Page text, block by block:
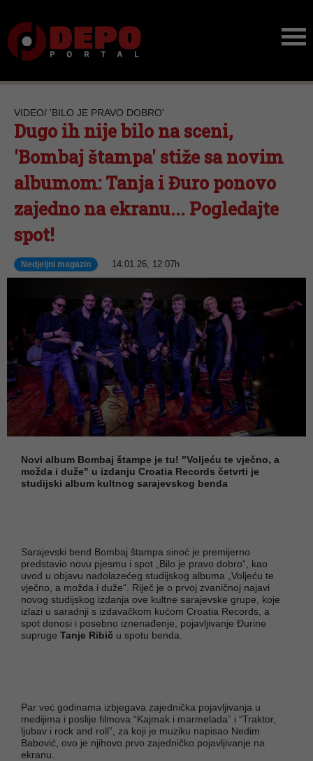
VIDEO/ 'BILO JE PRAVO DOBRO'
Dugo ih nije bilo na sceni,
'Bombaj štampa' stiže sa novim
albumom: Tanja i Đuro ponovo
zajedno na ekranu... Pogledajte
spot!
Nedjeljni magazin 14.01.26, 12:07h
Novi album Bombaj štampe je tu! "Voljeću te vječno, a
možda i duže" u izdanju Croatia Records četvrti je
studijski album kultnog sarajevskog benda
Sarajevski bend Bombaj štampa sinoć je premijerno
predstavio novu pjesmu i spot „Bilo je pravo dobro“, kao
uvod u objavu nadolazećeg studijskog albuma „Voljeću te
vječno, a možda i duže“. Riječ je o prvoj zvaničnoj najavi
novog studijskog izdanja ove kultne sarajevske grupe, koje
izlazi u saradnji s izdavačkom kućom Croatia Records, a
spot donosi i posebno iznenađenje, pojavljivanje Đurine
supruge Tanje Ribič u spotu benda.
Par već godinama izbjegava zajednička pojavljivanja u
medijima i poslije filmova “Kajmak i marmelada” i “Traktor,
ljubav i rock and roll”, za koji je muziku napisao Nedim
Babović, ovo je njihovo prvo zajedničko pojavljivanje na
ekranu.